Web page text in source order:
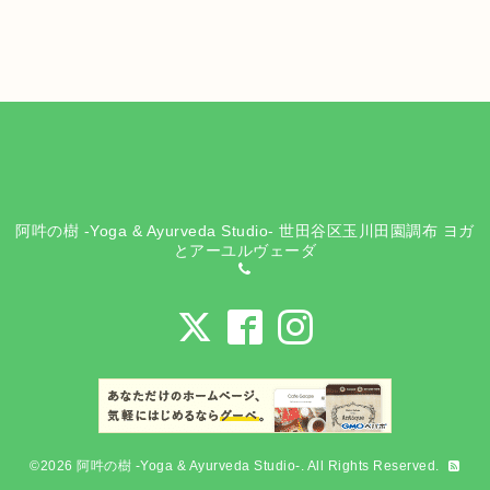
阿吽の樹 -Yoga & Ayurveda Studio- 世田谷区玉川田園調布 ヨガ
とアーユルヴェーダ
©2026阿吽の樹 -Yoga & Ayurveda Studio- . All Rights Reserved.